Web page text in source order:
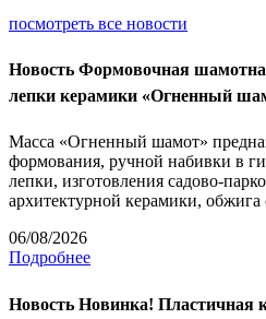
посмотреть все новости
Новость Формовочная
лепки керамики «Огненный
Масса «Огненный шамот»
формования, ручной набивки в
лепки, изготовления садово-
архитектурной керамики,
06/08/2026
Подробнее
Новость Новинка! Пластичная